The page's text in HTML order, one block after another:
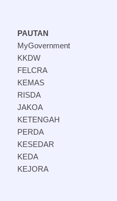
PAUTAN
MyGovernment
KKDW
FELCRA
KEMAS
RISDA
JAKOA
KETENGAH
PERDA
KESEDAR
KEDA
KEJORA